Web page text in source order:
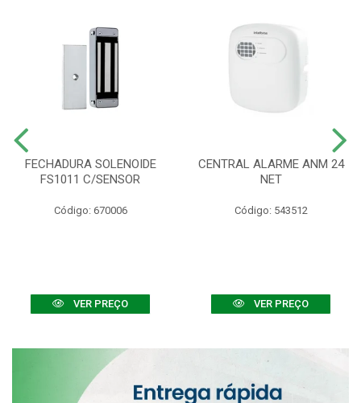
FECHADURA SOLENOIDE
FS1011 C/SENSOR
Código: 670006
VER PREÇO
CENTRAL ALARME ANM 24
NET
Código: 543512
VER PREÇO